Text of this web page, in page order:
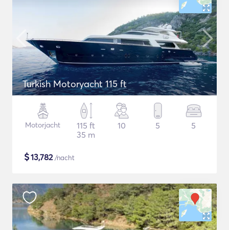
Turkish Motoryacht 115 ft
Motorjacht
115 ft
35 m
10 5 5
$13,782/nacht